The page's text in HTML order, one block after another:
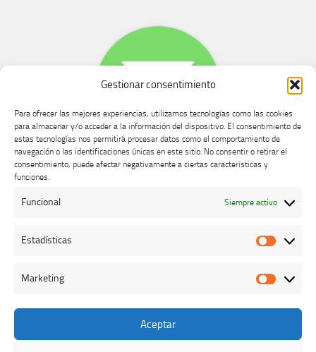
Gestionar consentimiento
Para ofrecer las mejores experiencias, utilizamos tecnologías como las cookies
para almacenar y/o acceder a la información del dispositivo. El consentimiento de
estas tecnologías nos permitirá procesar datos como el comportamiento de
navegación o las identificaciones únicas en este sitio. No consentir o retirar el
consentimiento, puede afectar negativamente a ciertas características y
funciones.
Funcional Siempre activo
Estadísticas
Marketing
Aceptar
Buzón de dudas, quejas y sugerencias
Colegio Oficial de Veterinarios de Cáceres © 2026. Todos los